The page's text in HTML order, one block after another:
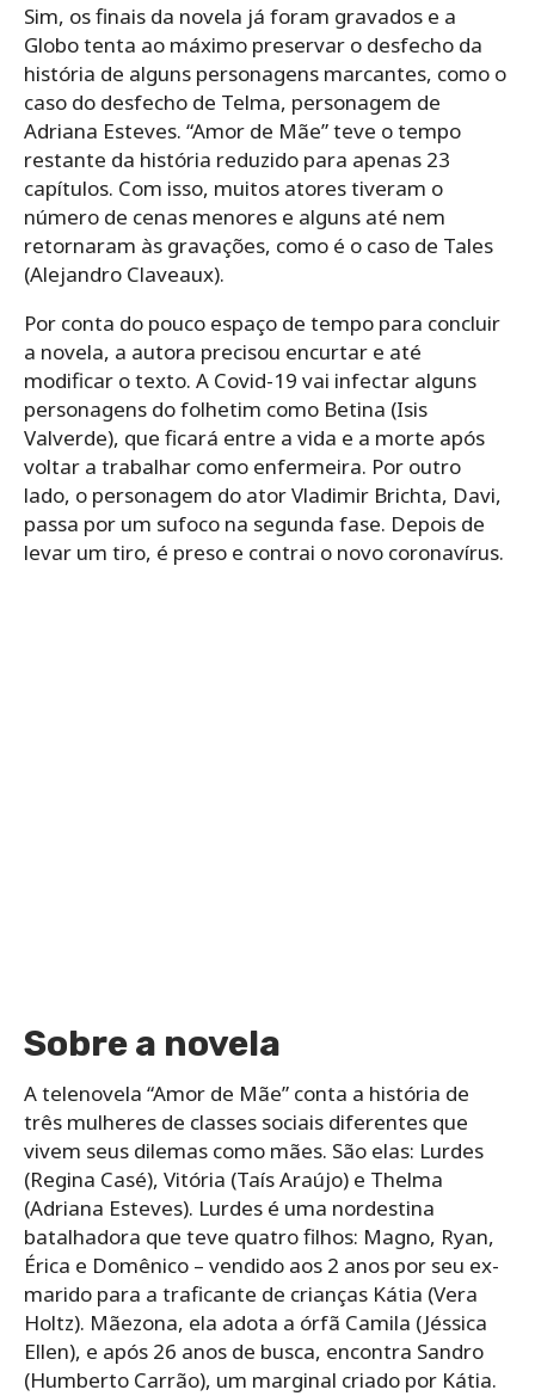
Sim, os finais da novela já foram gravados e a
Globo tenta ao máximo preservar o desfecho da
história de alguns personagens marcantes, como o
caso do desfecho de Telma, personagem de
Adriana Esteves. “Amor de Mãe” teve o tempo
restante da história reduzido para apenas 23
capítulos. Com isso, muitos atores tiveram o
número de cenas menores e alguns até nem
retornaram às gravações, como é o caso de Tales
(Alejandro Claveaux).
Por conta do pouco espaço de tempo para concluir
a novela, a autora precisou encurtar e até
modificar o texto. A Covid-19 vai infectar alguns
personagens do folhetim como Betina (Isis
Valverde), que ficará entre a vida e a morte após
voltar a trabalhar como enfermeira. Por outro
lado, o personagem do ator Vladimir Brichta, Davi,
passa por um sufoco na segunda fase. Depois de
levar um tiro, é preso e contrai o novo coronavírus.
Sobre a novela
A telenovela “Amor de Mãe” conta a história de
três mulheres de classes sociais diferentes que
vivem seus dilemas como mães. São elas: Lurdes
(Regina Casé), Vitória (Taís Araújo) e Thelma
(Adriana Esteves). Lurdes é uma nordestina
batalhadora que teve quatro filhos: Magno, Ryan,
Érica e Domênico – vendido aos 2 anos por seu ex-
marido para a traficante de crianças Kátia (Vera
Holtz). Mãezona, ela adota a órfã Camila (Jéssica
Ellen), e após 26 anos de busca, encontra Sandro
(Humberto Carrão), um marginal criado por Kátia.